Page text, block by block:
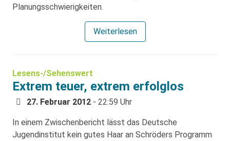
Planungsschwierigkeiten.
Weiterlesen
Lesens-/Sehenswert
Extrem teuer, extrem erfolglos
27. Februar 2012 - 22:59 Uhr
In einem Zwischenbericht lässt das Deutsche
Jugendinstitut kein gutes Haar an Schröders Programm